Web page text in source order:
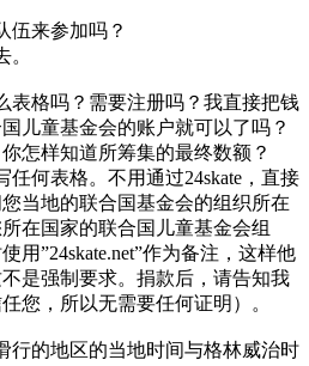
伍来参加吗？
表格吗？需要注册吗？我直接把钱
儿童基金会的账户就可以了吗？
怎样知道所筹集的最终数额？
任何表格。不用通过24skate，直接
当地的联合国基金会的组织所在
在国家的联合国儿童基金会组
用”24skate.net”作为备注，这样他
是强制要求。捐款后，请告知我
您，所以无需要任何证明）。
行的地区的当地时间与格林威治时